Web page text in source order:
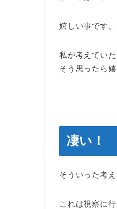
嬉しい事です、
私が考えてい
そう思ったら
凄い！
そういった考
これは視察に